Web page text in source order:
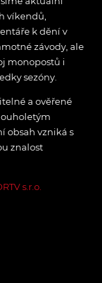
víkendů,
k dění v
závody, ale
monopostů i
sezóny.
a ověřené
obsah vzniká s
znalost
s.r.o.